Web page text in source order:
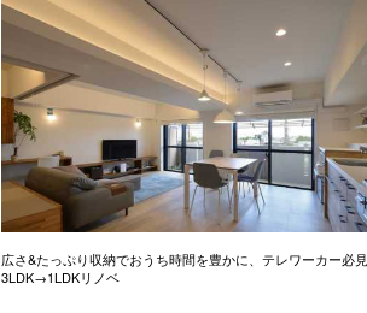
広さ&たっぷり収納でおうち時間を豊かに、テレワーカー必見
3LDK→1LDKリノベ